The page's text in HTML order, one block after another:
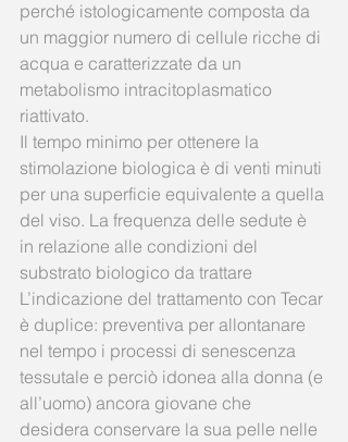
perché istologicamente composta da
un maggior numero di cellule ricche di
acqua e caratterizzate da un
metabolismo intracitoplasmatico
riattivato.
Il tempo minimo per ottenere la
stimolazione biologica è di venti minuti
per una superficie equivalente a quella
del viso. La frequenza delle sedute è
in relazione alle condizioni del
substrato biologico da trattare
L’indicazione del trattamento con Tecar
è duplice: preventiva per allontanare
nel tempo i processi di senescenza
tessutale e perciò idonea alla donna (e
all’uomo) ancora giovane che
desidera conservare la sua pelle nelle